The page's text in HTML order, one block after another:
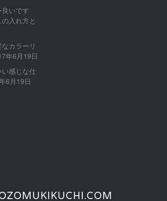
良いです
入れ方と
カラーリ
年6月19日
い感じな仕
6月19日